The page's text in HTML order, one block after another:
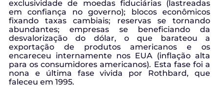
exclusividade de moedas fiduciárias (lastreadas
em confiança no governo); blocos econômicos
fixando taxas cambiais; reservas se tornando
abundantes; empresas se beneficiando da
desvalorização do dólar, o que barateou a
exportação de produtos americanos e os
encareceu internamente nos EUA (inflação alta
para os consumidores americanos). Esta fase foi a
nona e última fase vivida por Rothbard, que
faleceu em 1995.